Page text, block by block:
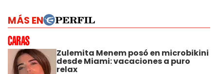
MÁS EN
Zulemita Menem posó en microbikini
desde Miami: vacaciones a puro
relax